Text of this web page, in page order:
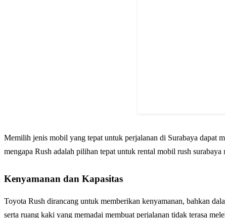
Memilih jenis mobil yang tepat untuk perjalanan di Surabaya dapat
mengapa Rush adalah pilihan tepat untuk rental mobil rush surabaya
Kenyamanan dan Kapasitas
Toyota Rush dirancang untuk memberikan kenyamanan, bahkan
serta ruang kaki yang memadai membuat perjalanan tidak terasa